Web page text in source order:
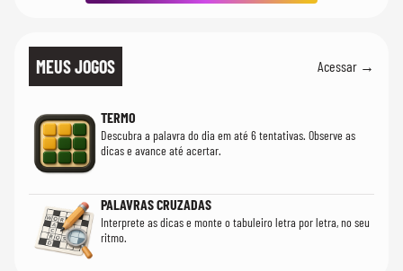
MEUS JOGOS Acessar →
TERMO
Descubra a palavra do dia em até 6 tentativas. Observe as
dicas e avance até acertar.
PALAVRAS CRUZADAS
Interprete as dicas e monte o tabuleiro letra por letra, no seu
ritmo.